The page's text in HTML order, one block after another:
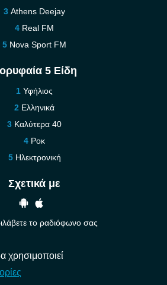
Athens Deejay
Real FM
Nova Sport FM
5 Είδη
Υφήλιος
Ελληνικά
Καλύτερα 40
Ροκ
Ηλεκτρονική
Σχετικά με
το ραδιόφωνο σας
μαζί μας
χρησιμοποιεί